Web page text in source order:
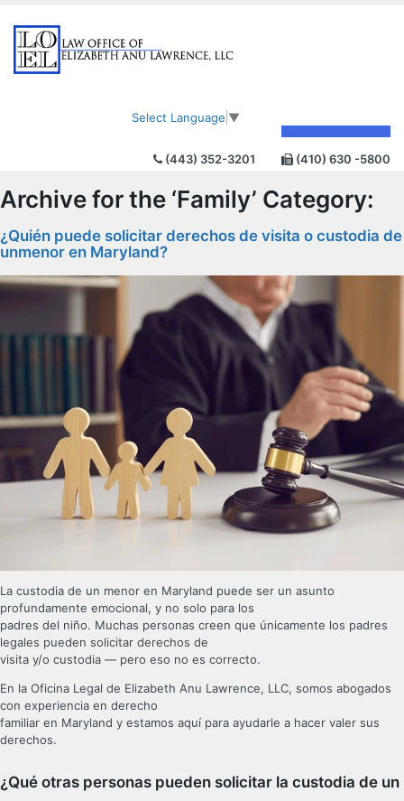
Select Language ▼
(443) 352-3201 (410) 630 -5800
Archive for the ‘Family’ Category:
¿Quién puede solicitar derechos de visita o custodia de
unmenor en Maryland?
La custodia de un menor en Maryland puede ser un asunto
profundamente emocional, y no solo para los
padres del niño. Muchas personas creen que únicamente los padres
legales pueden solicitar derechos de
visita y/o custodia — pero eso no es correcto.
En la Oficina Legal de Elizabeth Anu Lawrence, LLC, somos abogados
con experiencia en derecho
familiar en Maryland y estamos aquí para ayudarle a hacer valer sus
derechos.
¿Qué otras personas pueden solicitar la custodia de un